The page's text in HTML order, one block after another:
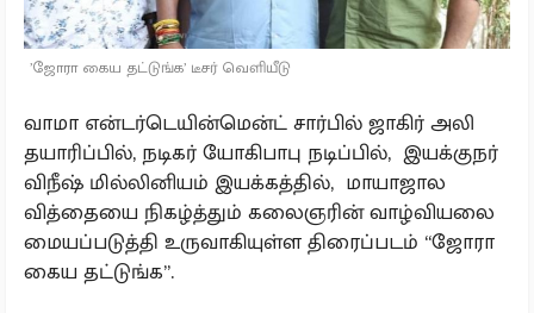
’ஜோரா கைய தட்டுங்க’ டீசர் வெளியீடு
வாமா என்டர்டெயின்மென்ட் சார்பில் ஜாகிர் அலி
தயாரிப்பில், நடிகர் யோகிபாபு நடிப்பில், இயக்குநர்
விநீஷ் மில்லினியம் இயக்கத்தில், மாயாஜால
வித்தையை நிகழ்த்தும் கலைஞரின் வாழ்வியலை
மையப்படுத்தி உருவாகியுள்ள திரைப்படம் “ஜோரா
கைய தட்டுங்க”.